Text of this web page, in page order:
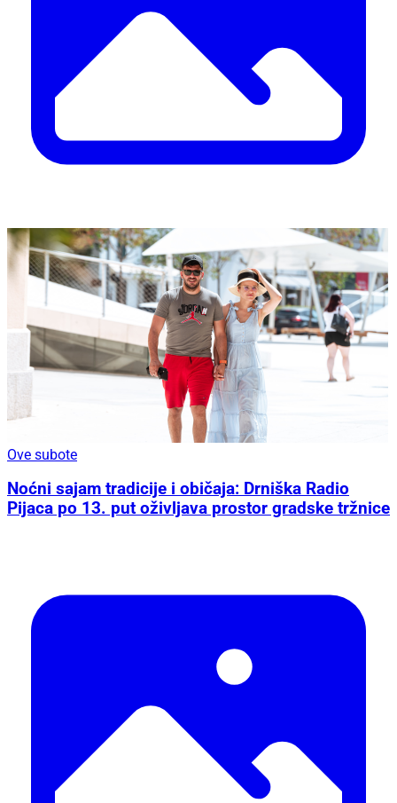
Ove subote
Noćni sajam tradicije i običaja: Drniška Radio
Pijaca po 13. put oživljava prostor gradske tržnice